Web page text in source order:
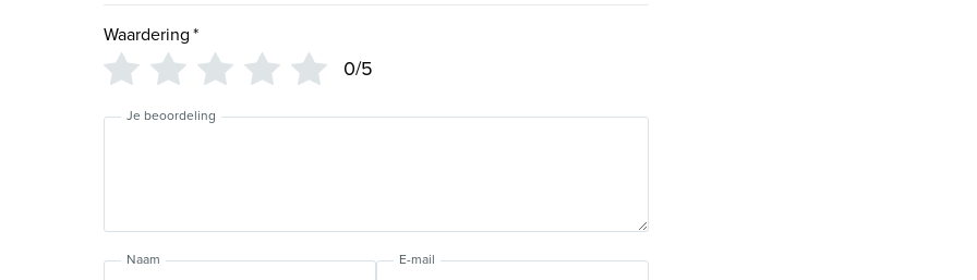
Waardering*
0/5
Je beoordeling
Naam E-mail